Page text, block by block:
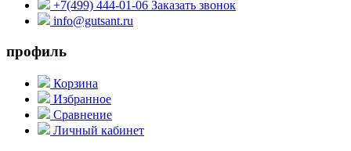
+7(499) 444-01-06 Заказать звонок
info@gutsant.ru
профиль
Корзина
Избранное
Сравнение
Личный кабинет